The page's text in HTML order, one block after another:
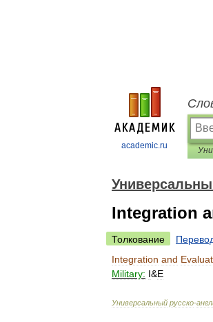
academic.ru
Integration
Толкование
Integration and
Military: I&E
Универсальный русско-